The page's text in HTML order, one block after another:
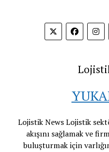
Lojistik News Lojistik
akışını sağlamak ve
buluşturmak için